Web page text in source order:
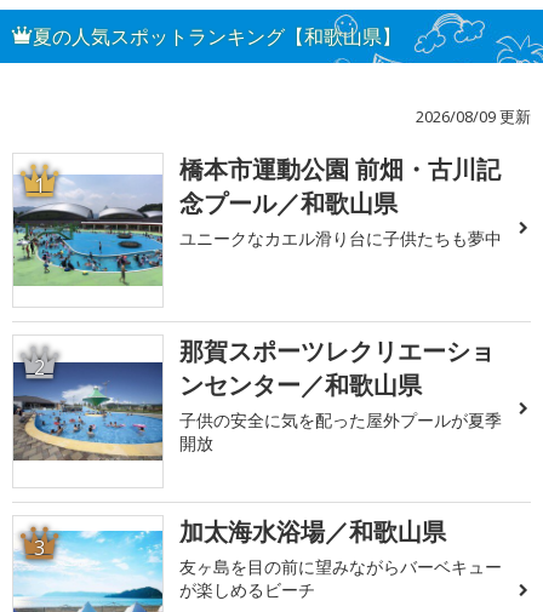
夏の人気スポットランキング【和歌山県】
2026/08/09 更新
1
橋本市運動公園 前畑・古川記
念プール／和歌山県
ユニークなカエル滑り台に子供たちも夢中
2
那賀スポーツレクリエーショ
ンセンター／和歌山県
子供の安全に気を配った屋外プールが夏季
開放
3 加太海水浴場／和歌山県
友ヶ島を目の前に望みながらバーベキュー
が楽しめるビーチ